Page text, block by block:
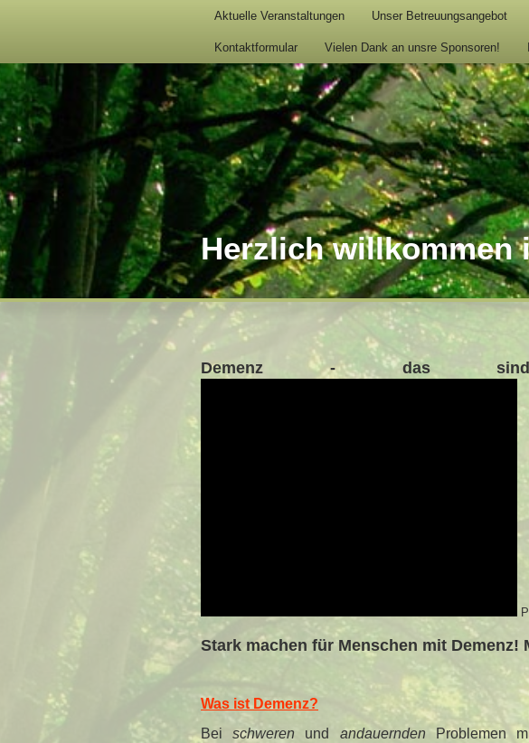
Aktuelle Veranstaltungen Unser Betreuungsangebot
Kontaktformular Vielen Dank an unsre Sponsoren!
Herzlich willkommen
Demenz - das sind
Stark machen für Menschen mit Demenz!
Was ist Demenz?
Beischweren und andauernden Problemen